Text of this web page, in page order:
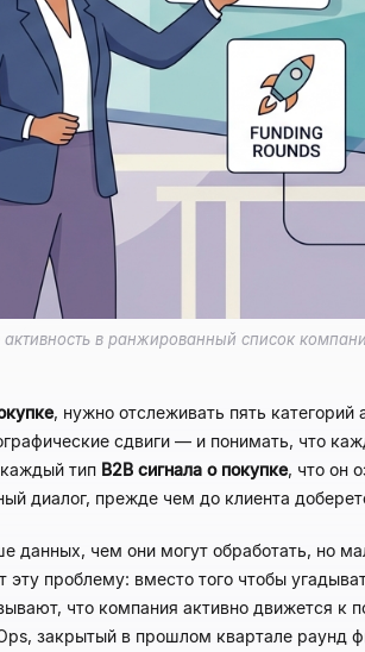
в ранжированный список
, нужно отслеживать пять категорий
сдвиги — и понимать, что
тип B2B сигнала о покупке, что он
диалог, прежде чем до клиента
данных, чем они могут обработать, но
эту проблему: вместо того чтобы
что компания активно движется
закрытый в прошлом квартале раунд